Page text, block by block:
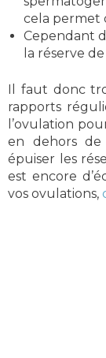
cela permet
Cependant
la réserve
Il faut donc
rapports
l’ovulation
en dehors
épuiser les
est encore
vos ovulations,